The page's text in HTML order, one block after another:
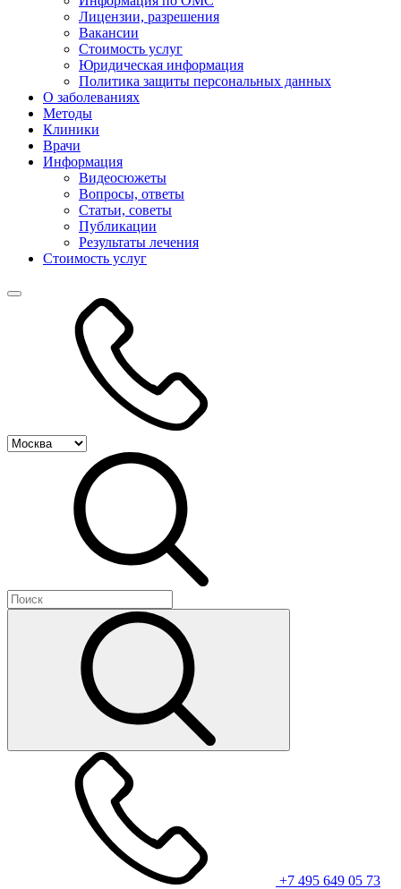
Лицензии, разрешения
Вакансии
Стоимость услуг
Юридическая информация
Политика защиты персональных данных
О заболеваниях
Методы
Клиники
Врачи
Информация
Видеосюжеты
Вопросы, ответы
Статьи, советы
Публикации
Результаты лечения
Стоимость услуг
+7 495 649 05 73